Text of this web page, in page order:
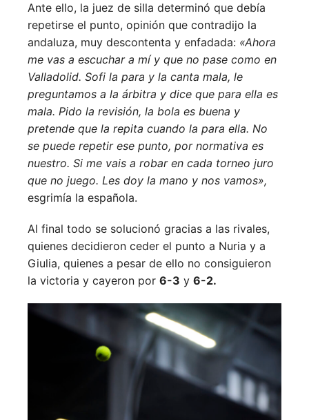
Ante ello, la juez de silla determinó que debía
repetirse el punto, opinión que contradijo la
andaluza, muy descontenta y enfadada: «Ahora
me vas a escuchar a mí y que no pase como en
Valladolid. Sofi la para y la canta mala, le
preguntamos a la árbitra y dice que para ella es
mala. Pido la revisión, la bola es buena y
pretende que la repita cuando la para ella. No
se puede repetir ese punto, por normativa es
nuestro. Si me vais a robar en cada torneo juro
que no juego. Les doy la mano y nos vamos»,
esgrimía la española.
Al final todo se solucionó gracias a las rivales,
quienes decidieron ceder el punto a Nuria y a
Giulia, quienes a pesar de ello no consiguieron
la victoria y cayeron por 6-3 y 6-2.